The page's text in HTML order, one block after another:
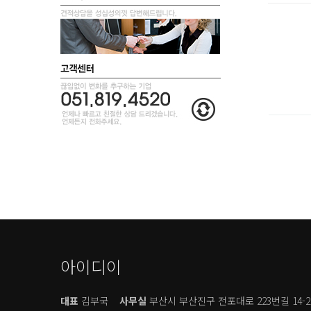
아이디이
대표 김부국 사무실 부산시 부산진구 전포대로 223번길 14-